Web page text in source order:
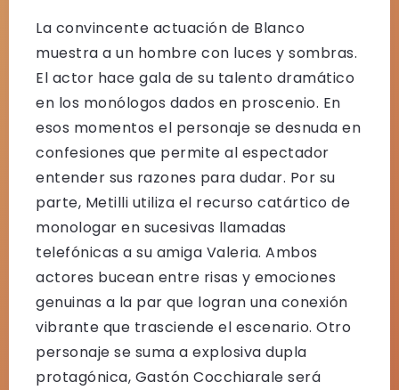
La convincente actuación de Blanco
muestra a un hombre con luces y sombras.
El actor hace gala de su talento dramático
en los monólogos dados en proscenio. En
esos momentos el personaje se desnuda en
confesiones que permite al espectador
entender sus razones para dudar. Por su
parte, Metilli utiliza el recurso catártico de
monologar en sucesivas llamadas
telefónicas a su amiga Valeria. Ambos
actores bucean entre risas y emociones
genuinas a la par que logran una conexión
vibrante que trasciende el escenario. Otro
personaje se suma a explosiva dupla
protagónica, Gastón Cocchiarale será